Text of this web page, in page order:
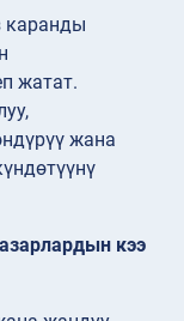
жатат.
жана
кээ